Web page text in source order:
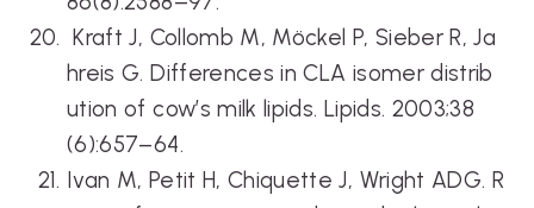
Kraft J, Collomb M, Möckel P, Sieber R, Ja
hreis G. Differences in CLA isomer distrib
ution of cow’s milk lipids. Lipids. 2003;38
(6):657–64.
Ivan M, Petit H, Chiquette J, Wright ADG. R